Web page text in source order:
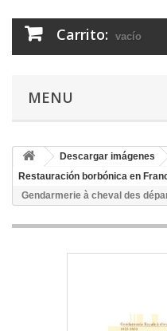
Carrito: vacío
MENU
Descargar imágenes
Restauración borbónica en
Gendarmerie à cheval des